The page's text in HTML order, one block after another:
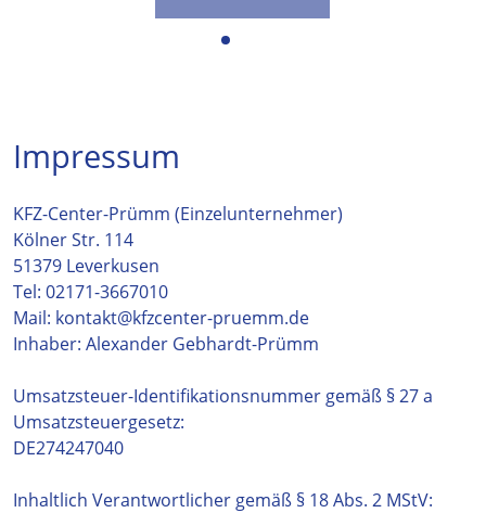
Impressum
KFZ-Center-Prümm (Einzelunternehmer)
Kölner Str. 114
51379 Leverkusen
Tel: 02171-3667010
Mail: kontakt@kfzcenter-pruemm.de
Inhaber: Alexander Gebhardt-Prümm
Umsatzsteuer-Identifikationsnummer gemäß § 27 a
Umsatzsteuergesetz:
DE274247040
Inhaltlich Verantwortlicher gemäß § 18 Abs. 2 MStV: